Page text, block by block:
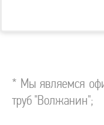
* Мы являемся
труб "Волжанин";